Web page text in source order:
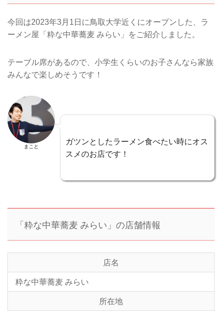
今回は2023年3月1日に鳥取大学近くにオープンした、ラ
ーメン屋「粋な中華蕎麦 みらい」をご紹介しました。
テーブル席があるので、小学生くらいのお子さんなら家族
みんなで楽しめそうです！
まこと
ガツンとしたラーメン食べたい時にオス
スメのお店です！
「粋な中華蕎麦 みらい」の店舗情報
店名
粋な中華蕎麦 みらい
所在地